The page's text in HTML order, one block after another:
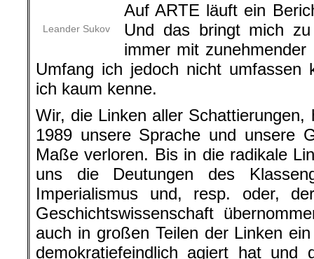
Leander Sukov
Auf ARTE läuft ein
Und das bringt mich
immer mit
Umfang ich jedoch nicht umfassen
ich kaum kenne.
Wir, die Linken aller
1989 unsere Sprache und unsere
Maße verloren. Bis in die radikale
uns die Deutungen des
Imperialismus und, resp. oder,
Geschichtswissenschaft
auch in großen Teilen der Linken
demokratiefeindlich agiert hat und